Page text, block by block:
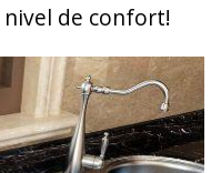
de confort!